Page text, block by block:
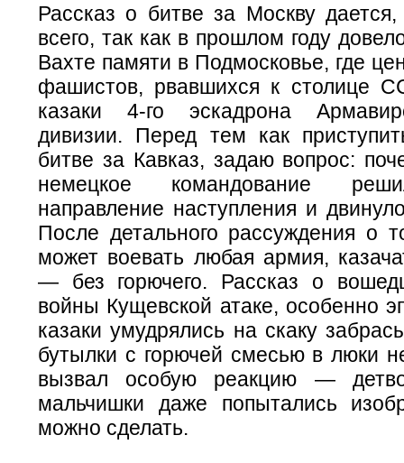
Рассказ о битве за Москву
всего, так как в прошлом году
Вахте памяти в Подмосковье, где
фашистов, рвавшихся к столице
казаки 4-го эскадрона
дивизии. Перед тем как
битве за Кавказ, задаю вопрос:
немецкое командование
направление наступления и
После детального рассуждения о
может воевать любая армия,
— без горючего. Рассказ о
войны Кущевской атаке, особенно
казаки умудрялись на скаку
бутылки с горючей смесью в люки
вызвал особую реакцию —
мальчишки даже попытались
можно сделать.